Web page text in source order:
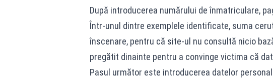
După introducerea numărului de înmatriculare,
Într-unul dintre exemplele identificate, suma
înscenare, pentru că site-ul nu consultă nicio
pregătit dinainte pentru a convinge victima că
Pasul următor este introducerea datelor